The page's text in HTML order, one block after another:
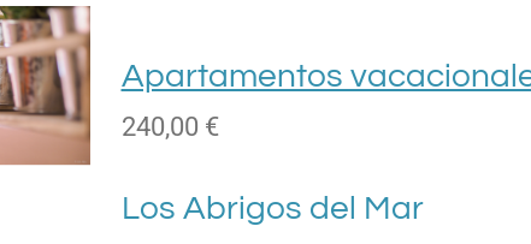
Apartamentos
240,00 €
Los Abrigos del Mar